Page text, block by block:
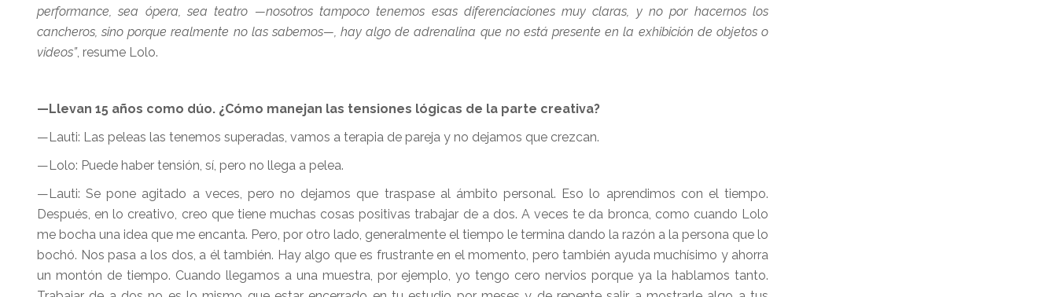
performance, sea ópera, sea teatro —nosotros tampoco tenemos esas diferenciaciones muy claras, y no por hacernos los
cancheros, sino porque realmente no las sabemos—, hay algo de adrenalina que no está presente en la exhibición de objetos o
videos”, resume Lolo.
—Llevan 15 años como dúo. ¿Cómo manejan las tensiones lógicas de la parte creativa?
—Lauti: Las peleas las tenemos superadas, vamos a terapia de pareja y no dejamos que crezcan.
—Lolo: Puede haber tensión, sí, pero no llega a pelea.
—Lauti: Se pone agitado a veces, pero no dejamos que traspase al ámbito personal. Eso lo aprendimos con el tiempo.
Después, en lo creativo, creo que tiene muchas cosas positivas trabajar de a dos. A veces te da bronca, como cuando Lolo
me bocha una idea que me encanta. Pero, por otro lado, generalmente el tiempo le termina dando la razón a la persona que lo
bochó. Nos pasa a los dos, a él también. Hay algo que es frustrante en el momento, pero también ayuda muchísimo y ahorra
un montón de tiempo. Cuando llegamos a una muestra, por ejemplo, yo tengo cero nervios porque ya la hablamos tanto.